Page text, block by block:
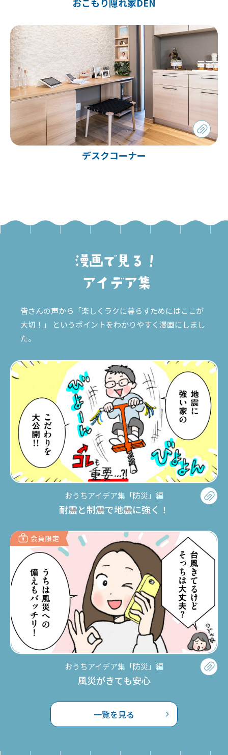
デスクコーナー
皆さんの声から「楽しくラクに暮らすためにはここが
大切！」
というポイントをわかりやすく漫画にしまし
た。
おうちアイデア集「防災」編
耐震と制震で地震に強く！
おうちアイデア集「防災」編
風災がきても安心
一覧を見る